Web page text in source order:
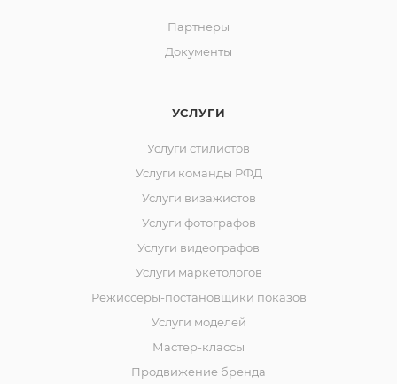
Партнеры
Документы
УСЛУГИ
Услуги стилистов
Услуги команды РФД
Услуги визажистов
Услуги фотографов
Услуги видеографов
Услуги маркетологов
Режиссеры-постановщики показов
Услуги моделей
Мастер-классы
Продвижение бренда